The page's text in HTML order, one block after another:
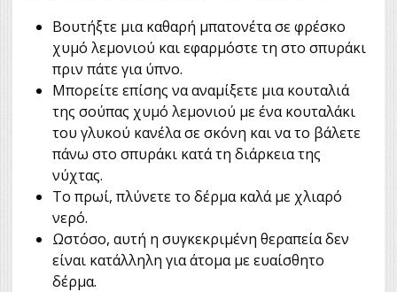
Βουτήξτε μια καθαρή μπατονέτα σε φρέσκο
χυμό λεμονιού και εφαρμόστε τη στο σπυράκι
πριν πάτε για ύπνο.
Μπορείτε επίσης να αναμίξετε μια κουταλιά
της σούπας χυμό λεμονιού με ένα κουταλάκι
του γλυκού κανέλα σε σκόνη και να το βάλετε
πάνω στο σπυράκι κατά τη διάρκεια της
νύχτας.
Το πρωί, πλύνετε το δέρμα καλά με χλιαρό
νερό.
Ωστόσο, αυτή η συγκεκριμένη θεραπεία δεν
είναι κατάλληλη για άτομα με ευαίσθητο
δέρμα.